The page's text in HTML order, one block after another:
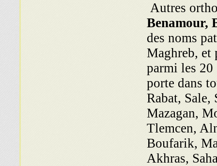
Autres
Benamour,
des noms
Maghreb, et
parmi les
porte dans
Rabat, Sale,
Mazagan,
Tlemcen,
Boufarik,
Akhras,